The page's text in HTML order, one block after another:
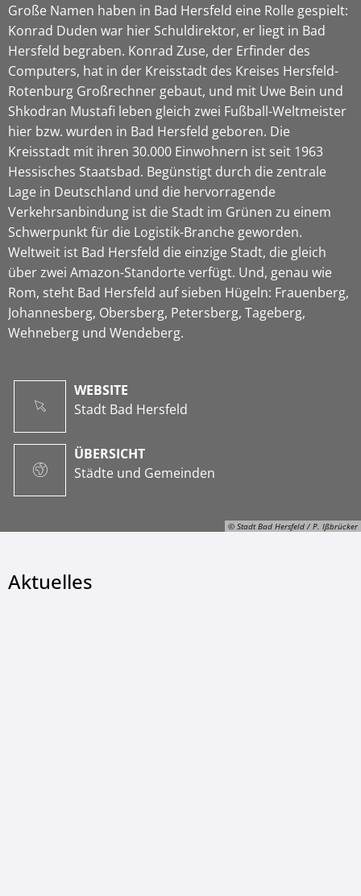
© Stadt Bad Hersfeld / P. Ißbrücker
Große Namen haben in Bad Hersfeld eine Rolle gespielt:
Konrad Duden war hier Schuldirektor, er liegt in Bad
Hersfeld begraben. Konrad Zuse, der Erfinder des
Computers, hat in der Kreisstadt des Kreises Hersfeld-
Rotenburg Großrechner gebaut, und mit Uwe Bein und
Shkodran Mustafi leben gleich zwei Fußball-Weltmeister
hier bzw. wurden in Bad Hersfeld geboren. Die
Kreisstadt mit ihren 30.000 Einwohnern ist seit 1963
Hessisches Staatsbad. Begünstigt durch die zentrale
Lage in Deutschland und die hervorragende
Verkehrsanbindung ist die Stadt im Grünen zu einem
Schwerpunkt für die Logistik-Branche geworden.
Weltweit ist Bad Hersfeld die einzige Stadt, die gleich
über zwei Amazon-Standorte verfügt. Und, genau wie
Rom, steht Bad Hersfeld auf sieben Hügeln: Frauenberg,
Johannesberg, Obersberg, Petersberg, Tageberg,
Wehneberg und Wendeberg.
WEBSITE
Stadt Bad Hersfeld
ÜBERSICHT
Städte und Gemeinden
Aktuelles